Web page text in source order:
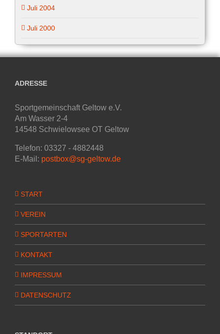
Juli 2004
Juli 2000
ADRESSE
Sportgemeinschaft Geltow e.V.
Am Wasser 2-4
14548 Schwielowsee OT Geltow
Telefon: 03327 - 4882448
E-Mail: postbox@sg-geltow.de
START
VEREIN
SPORTARTEN
KONTAKT
IMPRESSUM
DATENSCHUTZ